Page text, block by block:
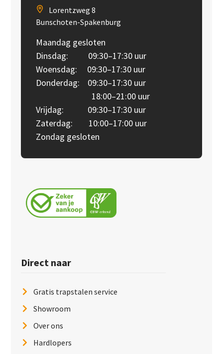
Lorentzweg 8
Bunschoten-Spakenburg
Maandag gesloten
Dinsdag: 09:30–17:30 uur
Woensdag: 09:30–17:30 uur
Donderdag: 09:30–17:30 uur
18:00–21:00 uur
Vrijdag: 09:30–17:30 uur
Zaterdag: 10:00–17:00 uur
Zondag gesloten
Direct naar
Gratis trapstalen service
Showroom
Over ons
Hardlopers